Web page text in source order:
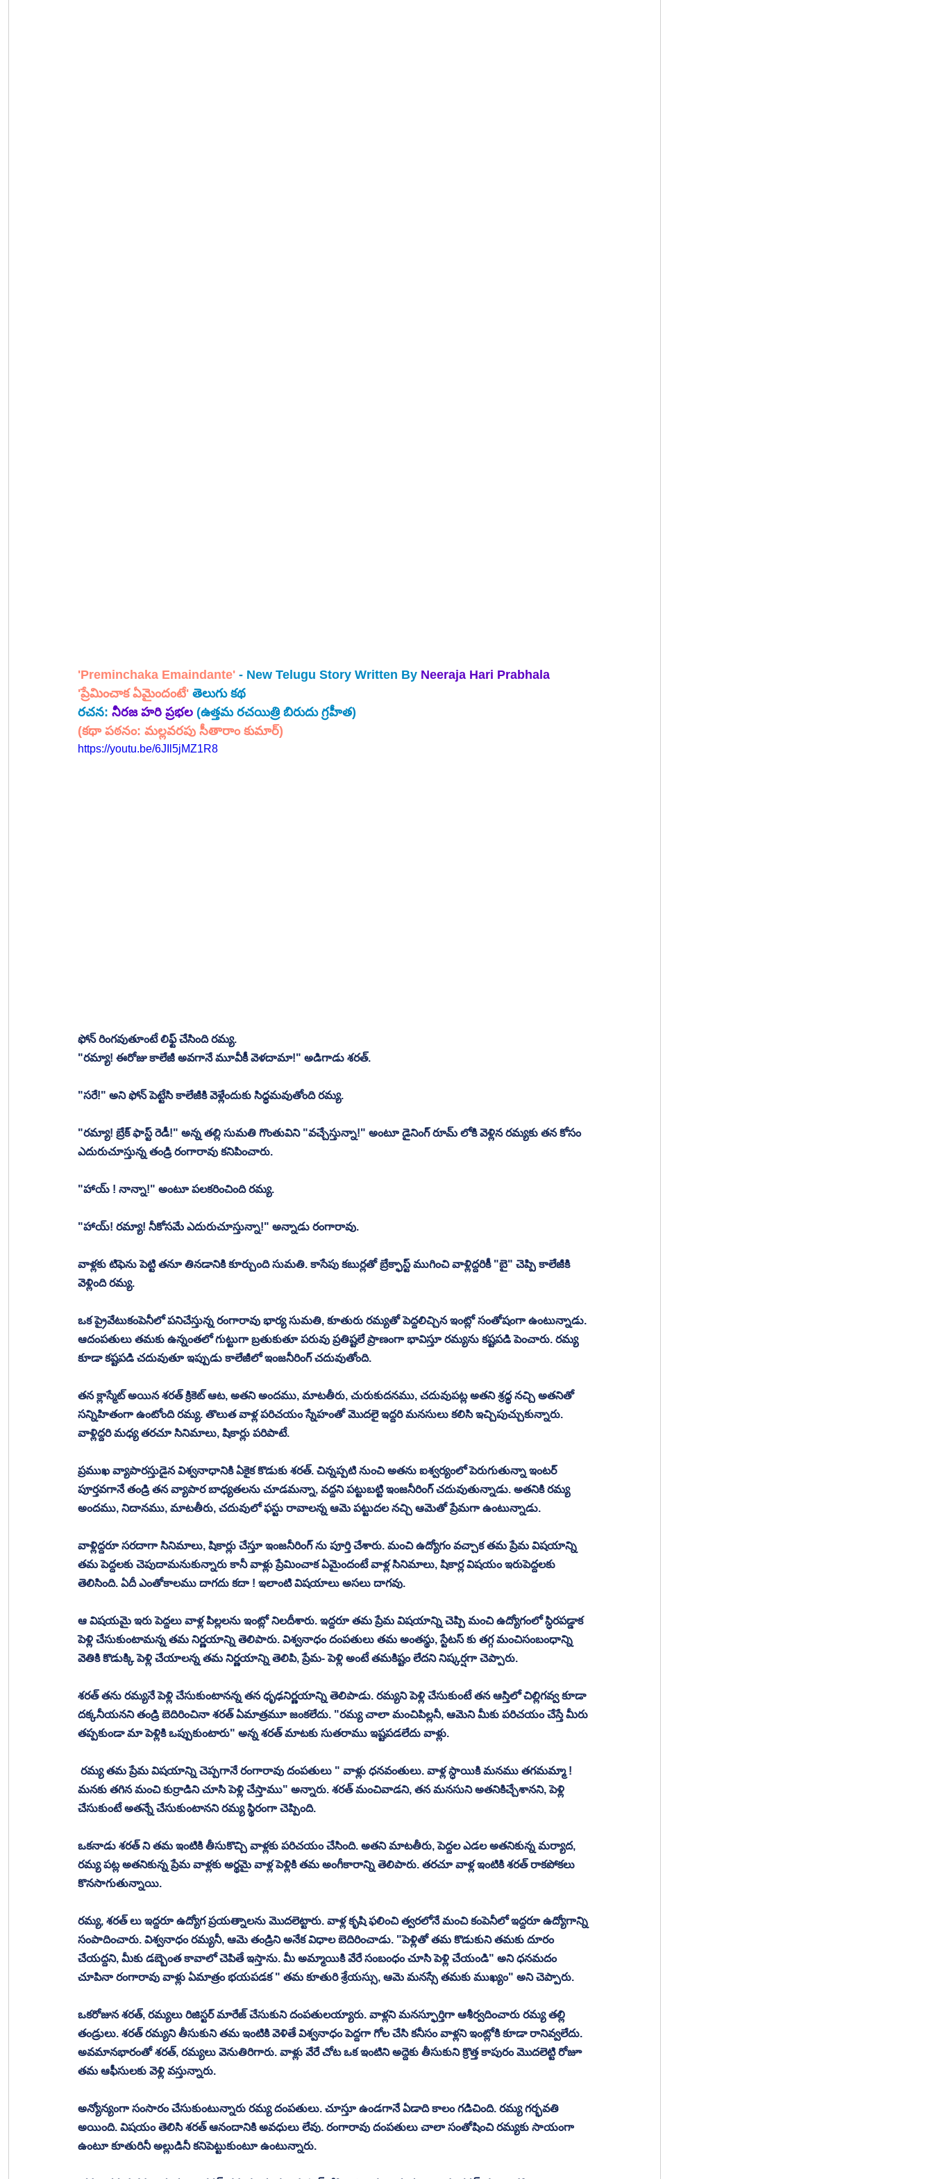
'Preminchaka Emaindante' - New Telugu Story Written By Neeraja Hari Prabhala
'ప్రేమించాక ఏమైందంటే' తెలుగు కథ
రచన: నీరజ హరి ప్రభల (ఉత్తమ రచయిత్రి బిరుదు గ్రహీత)
(కథా పఠనం: మల్లవరపు సీతారాం కుమార్)
https://youtu.be/6JIl5jMZ1R8
ఫోన్ రింగవుతూంటే లిఫ్ట్ చేసింది రమ్య.
"రమ్యా! ఈరోజు కాలేజీ అవగానే మూవీకీ వెళదామా!" అడిగాడు శరత్.
"సరే!" అని ఫోన్ పెట్టేసి కాలేజీకి వెళ్లేందుకు సిధ్ధమవుతోంది రమ్య.
"రమ్యా! బ్రేక్ ఫాస్ట్ రెడీ!" అన్న తల్లి సుమతి గొంతువిని "వచ్చేస్తున్నా!" అంటూ డైనింగ్ రూమ్ లోకి వెళ్లిన రమ్యకు తన కోసం
ఎదురుచూస్తున్న తండ్రి రంగారావు కనిపించారు.
"హాయ్ ! నాన్నా!" అంటూ పలకరించింది రమ్య.
"హాయ్! రమ్యా! నీకోసమే ఎదురుచూస్తున్నా!" అన్నాడు రంగారావు.
వాళ్లకు టిఫెను పెట్టి తనూ తినడానికి కూర్చుంది సుమతి. కాసేపు కబుర్లతో బ్రేక్ఫాస్ట్ ముగించి వాళ్లిద్దరికీ "బై" చెప్పి కాలేజీకి
వెళ్లింది రమ్య.
ఒక ప్రైవేటుకంపెనీలో పనిచేస్తున్న రంగారావు భార్య సుమతి, కూతురు రమ్యతో పెద్దలిచ్చిన ఇంట్లో సంతోషంగా ఉంటున్నాడు.
ఆదంపతులు తమకు ఉన్నంతలో గుట్టుగా బ్రతుకుతూ పరువు ప్రతిష్టలే ప్రాణంగా భావిస్తూ రమ్యను కష్టపడి పెంచారు. రమ్య
కూడా కష్టపడి చదువుతూ ఇప్పుడు కాలేజీలో ఇంజనీరింగ్ చదువుతోంది.
తన క్లాస్మేట్ అయిన శరత్ క్రికెట్ ఆట, అతని అందము, మాటతీరు, చురుకుదనము, చదువుపట్ల అతని శ్రధ్ధ నచ్చి అతనితో
సన్నిహితంగా ఉంటోంది రమ్య. తొలుత వాళ్ల పరిచయం స్నేహంతో మొదలై ఇద్దరి మనసులు కలిసి ఇచ్చిపుచ్చుకున్నారు.
వాళ్లిద్దరి మధ్య తరచూ సినిమాలు, షికార్లు పరిపాటే.
ప్రముఖ వ్యాపారస్తుడైన విశ్వనాధానికి ఏకైక కొడుకు శరత్. చిన్నప్పటి నుంచి అతను ఐశ్వర్యంలో పెరుగుతున్నా ఇంటర్
పూర్తవగానే తండ్రి తన వ్యాపార బాధ్యతలను చూడమన్నా, వద్దని పట్టుబట్టి ఇంజనీరింగ్ చదువుతున్నాడు. అతనికి రమ్య
అందము, నిదానము, మాటతీరు, చదువులో ఫస్టు రావాలన్న ఆమె పట్టుదల నచ్చి ఆమెతో ప్రేమగా ఉంటున్నాడు.
వాళ్లిద్దరూ సరదాగా సినిమాలు, షికార్లు చేస్తూ ఇంజనీరింగ్ ను పూర్తి చేశారు. మంచి ఉద్యోగం వచ్చాక తమ ప్రేమ విషయాన్ని
తమ పెద్దలకు చెపుదామనుకున్నారు కానీ వాళ్లు ప్రేమించాక ఏమైందంటే వాళ్ల సినిమాలు, షికార్ల విషయం ఇరుపెద్దలకు
తెలిసింది. ఏదీ ఎంతోకాలము దాగదు కదా ! ఇలాంటి విషయాలు అసలు దాగవు.
ఆ విషయమై ఇరు పెద్దలు వాళ్ల పిల్లలను ఇంట్లో నిలదీశారు. ఇద్దరూ తమ ప్రేమ విషయాన్ని చెప్పి మంచి ఉద్యోగంలో స్ధిరపడ్డాక
పెళ్లి చేసుకుంటామన్న తమ నిర్ణయాన్ని తెలిపారు. విశ్వనాధం దంపతులు తమ అంతస్థు, స్టేటస్ కు తగ్గ మంచిసంబంధాన్ని
వెతికి కొడుక్కి పెళ్లి చేయాలన్న తమ నిర్ణయాన్ని తెలిపి, ప్రేమ- పెళ్లి అంటే తమకిష్టం లేదని నిష్కర్షగా చెప్పారు.
శరత్ తను రమ్యనే పెళ్లి చేసుకుంటానన్న తన ధృఢనిర్ణయాన్ని తెలిపాడు. రమ్యని పెళ్లి చేసుకుంటే తన ఆస్తిలో చిల్లిగవ్వ కూడా
దక్కనీయనని తండ్రి బెదిరించినా శరత్ ఏమాత్రమూ జంకలేదు. "రమ్య చాలా మంచిపిల్లనీ, ఆమెని మీకు పరిచయం చేస్తే మీరు
తప్పకుండా మా పెళ్లికి ఒప్పుకుంటారు" అన్న శరత్ మాటకు సుతరాము ఇష్టపడలేదు వాళ్లు.
మనకు తగిన మంచి కుర్రాడిని చూసి పెళ్లి చేస్తాము" అన్నారు. శరత్ మంచివాడని, తన మనసుని అతనికిచ్చేశానని, పెళ్లి
చేసుకుంటే అతన్నే చేసుకుంటానని రమ్య స్థిరంగా చెప్పింది.
ఒకనాడు శరత్ ని తమ ఇంటికి తీసుకొచ్చి వాళ్లకు పరిచయం చేసింది. అతని మాటతీరు, పెద్దల ఎడల అతనికున్న మర్యాద,
రమ్య పట్ల అతనికున్న ప్రేమ వాళ్లకు అర్థమై వాళ్ల పెళ్లికి తమ అంగీకారాన్ని తెలిపారు. తరచూ వాళ్ల ఇంటికి శరత్ రాకపోకలు
కొనసాగుతున్నాయి.
రమ్య, శరత్ లు ఇద్దరూ ఉద్యోగ ప్రయత్నాలను మొదలెట్టారు. వాళ్ల కృషి ఫలించి త్వరలోనే మంచి కంపెనీలో ఇద్దరూ ఉద్యోగాన్ని
సంపాదించారు. విశ్వనాధం రమ్యనీ, ఆమె తండ్రిని అనేక విధాల బెదిరించాడు. "పెళ్లితో తమ కొడుకుని తమకు దూరం
చేయద్దని, మీకు డబ్బెంత కావాలో చెపితే ఇస్తాను. మీ అమ్మాయికి వేరే సంబంధం చూసి పెళ్లి చేయండి" అని ధనమదం
చూపినా రంగారావు వాళ్లు ఏమాత్రం భయపడక " తమ కూతురి శ్రేయస్సు, ఆమె మనస్సే తమకు ముఖ్యం" అని చెప్పారు.
ఒకరోజున శరత్, రమ్యలు రిజిస్టర్ మారేజ్ చేసుకుని దంపతులయ్యారు. వాళ్లని మనస్ఫూర్తిగా ఆశీర్వదించారు రమ్య తల్లి
తండ్రులు. శరత్ రమ్యని తీసుకుని తమ ఇంటికి వెళితే విశ్వనాధం పెద్దగా గోల చేసి కనీసం వాళ్లని ఇంట్లోకి కూడా రానివ్వలేదు.
అవమానభారంతో శరత్, రమ్యలు వెనుతిరిగారు. వాళ్లు వేరే చోట ఒక ఇంటిని అద్దెకు తీసుకుని క్రొత్త కాపురం మొదలెట్టి రోజూ
తమ ఆఫీసులకు వెళ్లి వస్తున్నారు.
అన్యోన్యంగా సంసారం చేసుకుంటున్నారు రమ్య దంపతులు. చూస్తూ ఉండగానే ఏడాది కాలం గడిచింది. రమ్య గర్భవతి
అయింది. విషయం తెలిసి శరత్ ఆనందానికి అవధులు లేవు. రంగారావు దంపతులు చాలా సంతోషించి రమ్యకు సాయంగా
ఉంటూ కూతురినీ అల్లుడినీ కనిపెట్టుకుంటూ ఉంటున్నారు.